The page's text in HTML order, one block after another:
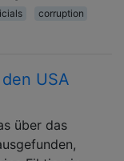
corruption
USA
über das